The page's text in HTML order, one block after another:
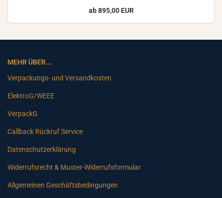
ab 895,00 EUR
MEHR ÜBER...
Verpackungs- und Versandkosten
ElektroG/WEEE
VerpackG
Callback Rückruf Service
Datenschutzerklärung
Widerrufsrecht & Muster-Widerrufsformular
Allgemeinen Geschäftsbedingungen